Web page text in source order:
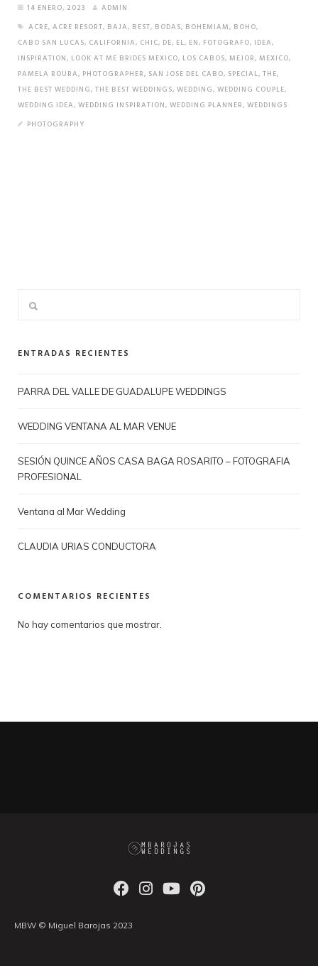
14 ENERO, 2023
ADMIN
ACRE, ACRE RESORT, BAJA, BEST, BODAS, BOHEMIAM, BOHO,
CABO SAN LUCAS, CALIFORNIA, CHIC, DE, EL, EN, FOTOGRAFO, IDEA,
INSPIRATION, LOOK AT ME BRIDES MEXICO, LOS CABOS, MEJOR, MEXICO,
PAMELA ROURA, PHOTOGRAPHER, SAN JOSE DEL CABO, SPECIAL, THE,
THE BEST WEDDING, THE BEST WEDDINGS, WEDDING, WEDDING COUPLE,
WEDDING IDEA, WEDDING INSPIRATION, WEDDING PLANNER, WEDDINGS
PHOTOGRAPHY
ENTRADAS RECIENTES
PARRA DEL VALLE DE GUADALUPE WEDDINGS
WEDDING VENTANA AL MAR VENUE
SESIÓN QUINCE AÑOS CASA BAGA ROSARITO – FOTOGRAFIA
PROFESIONAL
Ventana al Mar Wedding
CLAUDIA URIAS CONDUCTORA
COMENTARIOS RECIENTES
No hay comentarios que mostrar.
MBW © Miguel Barojas 2023